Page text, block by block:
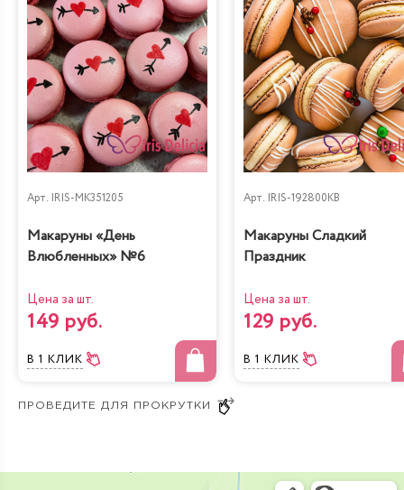
Арт. IRIS-MK351205
Макаруны «День
Влюбленных» №6
Цена за шт.
149 руб.
В 1 КЛИК
Арт. IRIS-192800KB
Макаруны Сладкий
Праздник
Цена за шт.
129 руб.
В 1 КЛИК